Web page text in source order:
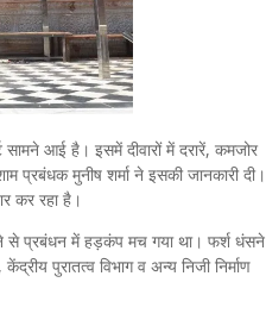
सामने आई है। इसमें दीवारों में दरारें, कमजोर
प्रबंधक मुनीष शर्मा ने इसकी जानकारी दी।
कर रहा है।
से प्रबंधन में हड़कंप मच गया था। फर्श धंसने
पुरातत्व विभाग व अन्य निजी निर्माण